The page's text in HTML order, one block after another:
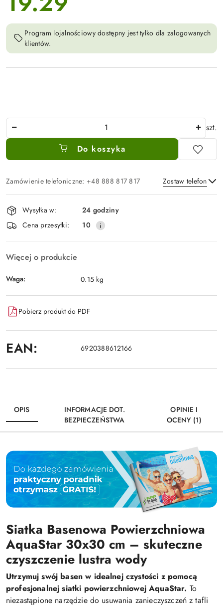
Program lojalnościowy dostępny jest tylko dla zalogowanych
klientów.
szt.
Do koszyka
Zamówienie telefoniczne: +48 888 817 817 Zostaw telefon
Wyślij
Dostępność
i
dostawa
Wysyłka w:
24 godziny
Cena przesyłki:
10
Więcej o produkcie
Waga: 0.15 kg
Pobierz produkt do PDF
EAN: 6920388612166
OPIS
INFORMACJE DOT.
BEZPIECZEŃSTWA
OPINIE I
OCENY (1)
Siatka Basenowa Powierzchniowa
AquaStar 30x30 cm – skuteczne
czyszczenie lustra wody
Utrzymuj swój basen w idealnej czystości z pomocą
profesjonalnej siatki powierzchniowej AquaStar. To
niezastąpione narzędzie do usuwania zanieczyszczeń z tafli